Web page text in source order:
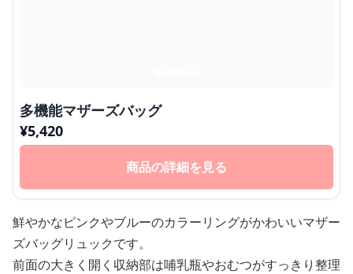
多機能マザーズバッグ
¥5,420
商品の詳細を見る
鮮やかなピンクやブルーのカラーリングがかわいいマザー
ズバッグリュックです。
前面の大きく開く収納部は哺乳瓶やおむつがすっきり整理